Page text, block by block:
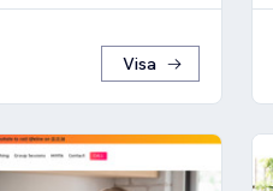
Visa